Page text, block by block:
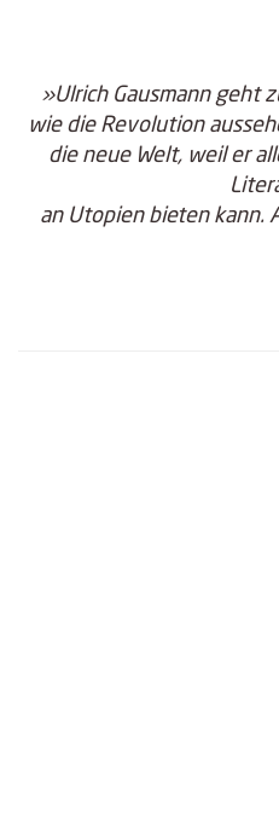
»Ulrich Gausmann geht
wie die Revolution
die neue Welt, weil er
an Utopien bieten kann.